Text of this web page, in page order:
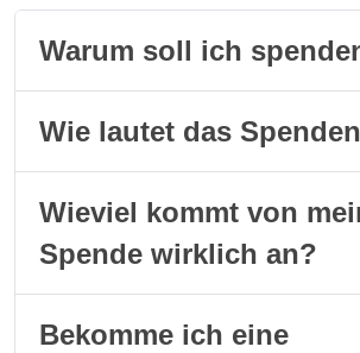
Warum soll ich
Wie lautet das
Wieviel kommt von
Spende wirklich an?
Bekomme ich eine